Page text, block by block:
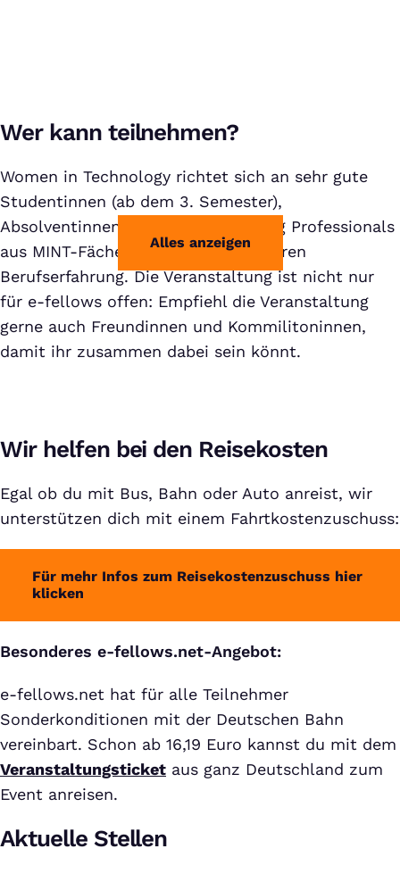
Alles anzeigen
Wer kann teilnehmen?
Women in Technology richtet sich an sehr gute
Studentinnen (ab dem 3. Semester),
Absolventinnen und weibliche Young Professionals
aus MINT-Fächern mit bis zu 1,5 Jahren
Berufserfahrung. Die Veranstaltung ist nicht nur
für e-fellows offen: Empfiehl die Veranstaltung
gerne auch Freundinnen und Kommilitoninnen,
damit ihr zusammen dabei sein könnt.
Wir helfen bei den Reisekosten
Egal ob du mit Bus, Bahn oder Auto anreist, wir
unterstützen dich mit einem Fahrtkostenzuschuss:
Für mehr Infos zum Reisekostenzuschuss hier
klicken
Besonderes e-fellows.net-Angebot:
e-fellows.net hat für alle Teilnehmer
Sonderkonditionen mit der Deutschen Bahn
vereinbart. Schon ab 16,19 Euro kannst du mit dem
Veranstaltungsticket aus ganz Deutschland zum
Event anreisen.
Aktuelle Stellen